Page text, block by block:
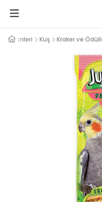
Ürünleri Kuş Kraker ve